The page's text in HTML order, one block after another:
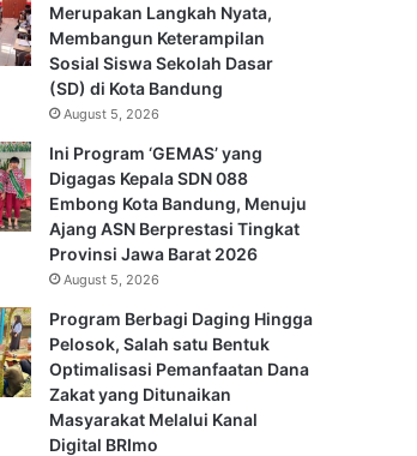
Merupakan Langkah Nyata,
Membangun Keterampilan
Sosial Siswa Sekolah Dasar
(SD) di Kota Bandung
August 5, 2026
Ini Program ‘GEMAS’ yang
Digagas Kepala SDN 088
Embong Kota Bandung, Menuju
Ajang ASN Berprestasi Tingkat
Provinsi Jawa Barat 2026
August 5, 2026
Program Berbagi Daging Hingga
Pelosok, Salah satu Bentuk
Optimalisasi Pemanfaatan Dana
Zakat yang Ditunaikan
Masyarakat Melalui Kanal
Digital BRImo